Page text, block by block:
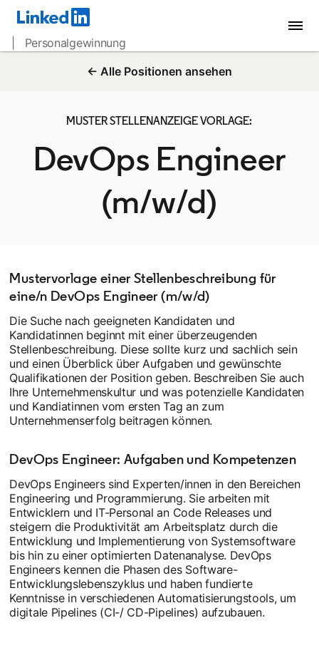
| Personalgewinnung
← Alle Positionen ansehen
MUSTER STELLENANZEIGE VORLAGE:
DevOps Engineer
(m/w/d)
Mustervorlage einer Stellenbeschreibung für
eine/n DevOps Engineer (m/w/d)
Die Suche nach geeigneten Kandidaten und
Kandidatinnen beginnt mit einer überzeugenden
Stellenbeschreibung. Diese sollte kurz und sachlich sein
und einen Überblick über Aufgaben und gewünschte
Qualifikationen der Position geben. Beschreiben Sie auch
Ihre Unternehmenskultur und was potenzielle Kandidaten
und Kandiatinnen vom ersten Tag an zum
Unternehmenserfolg beitragen können.
DevOps Engineer: Aufgaben und Kompetenzen
DevOps Engineers sind Experten/innen in den Bereichen
Engineering und Programmierung. Sie arbeiten mit
Entwicklern und IT-Personal an Code Releases und
steigern die Produktivität am Arbeitsplatz durch die
Entwicklung und Implementierung von Systemsoftware
bis hin zu einer optimierten Datenanalyse. DevOps
Engineers kennen die Phasen des Software-
Entwicklungslebenszyklus und haben fundierte
Kenntnisse in verschiedenen Automatisierungstools, um
digitale Pipelines (CI-/ CD-Pipelines) aufzubauen.